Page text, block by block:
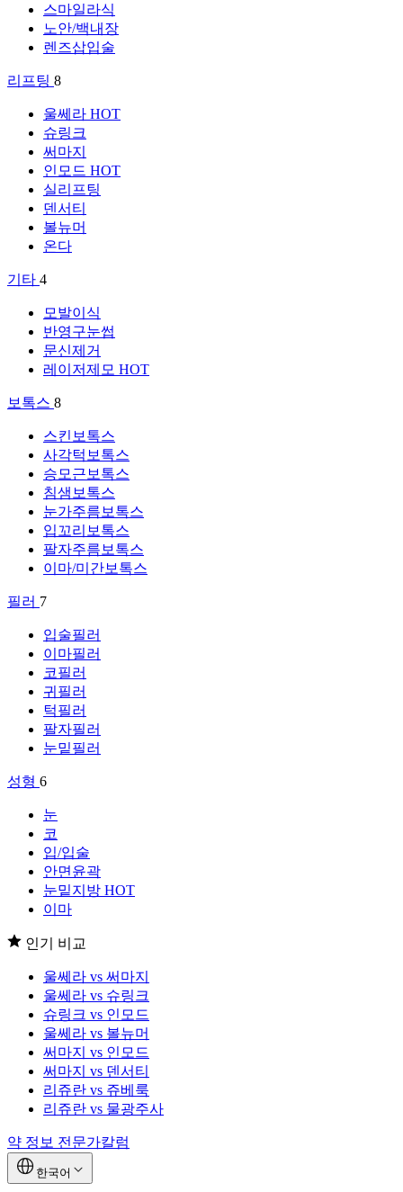
스마일라식
노안/백내장
렌즈삽입술
리프팅 8
울쎄라 HOT
슈링크
써마지
인모드 HOT
실리프팅
덴서티
볼뉴머
온다
기타 4
모발이식
반영구눈썹
문신제거
레이저제모 HOT
보톡스 8
스킨보톡스
사각턱보톡스
승모근보톡스
침샘보톡스
눈가주름보톡스
입꼬리보톡스
팔자주름보톡스
이마/미간보톡스
필러 7
입술필러
이마필러
코필러
귀필러
턱필러
팔자필러
눈밑필러
성형 6
눈
코
입/입술
안면윤곽
눈밑지방 HOT
이마
인기 비교
울쎄라 vs 써마지
울쎄라 vs 슈링크
슈링크 vs 인모드
울쎄라 vs 볼뉴머
써마지 vs 인모드
써마지 vs 덴서티
리쥬란 vs 쥬베룩
리쥬란 vs 물광주사
약 정보 전문가칼럼
한국어